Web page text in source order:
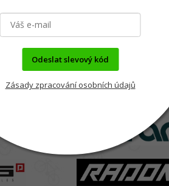
Odeslat slevový kód
Zásady zpracování osobních údajů